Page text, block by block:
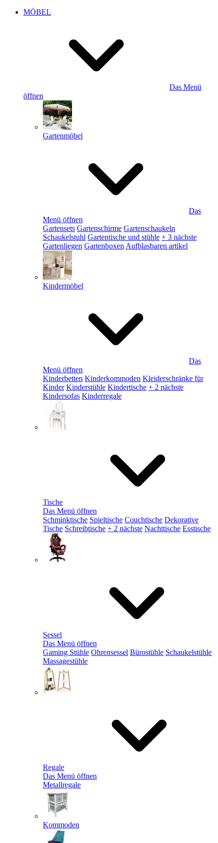
MÖBEL
Das Menü
öffnen
Gartenmöbel
Das
Menü öffnen
Gartensets Gartenschirme Gartenschaukeln
Schaukelstuhl Gartentische und stühle + 3 nächste
Gartenliegen Gartenboxen Aufblasbaren artikel
Kindermöbel
Das
Menü öffnen
Kinderbetten Kinderkommoden Kleiderschränke für
Kinder Kinderstühle Kindertische + 2 nächste
Kindersofas Kinderregale
Tische
Das Menü öffnen
Schminktische Spieltische Couchtische Dekorative
Tische Schreibtische + 2 nächste Nachttische Esstische
Sessel
Das Menü öffnen
Gaming Stühle Ohrensessel Bürostühle Schaukelstühle
Massagestühle
Regale
Das Menü öffnen
Metallregale
Kommoden